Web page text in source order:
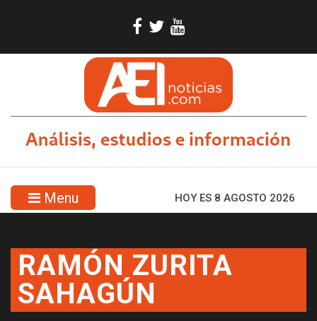
Menu HOY ES 8 AGOSTO 2026
RAMÓN ZURITA
SAHAGÚN